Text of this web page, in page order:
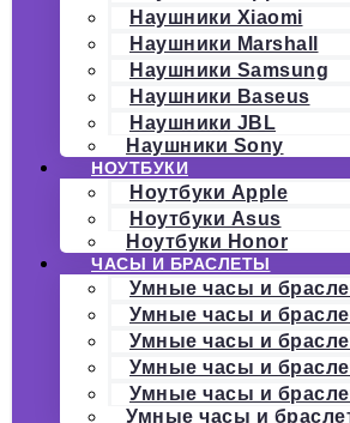
Наушники Xiaomi
Наушники Marshall
Наушники Samsung
Наушники Baseus
Наушники JBL
Наушники Sony
НОУТБУКИ
Ноутбуки Apple
Ноутбуки Asus
Ноутбуки Honor
ЧАСЫ И БРАСЛЕТЫ
Умные часы и
Умные часы и
Умные часы и
Умные часы и
Умные часы и
Умные часы и